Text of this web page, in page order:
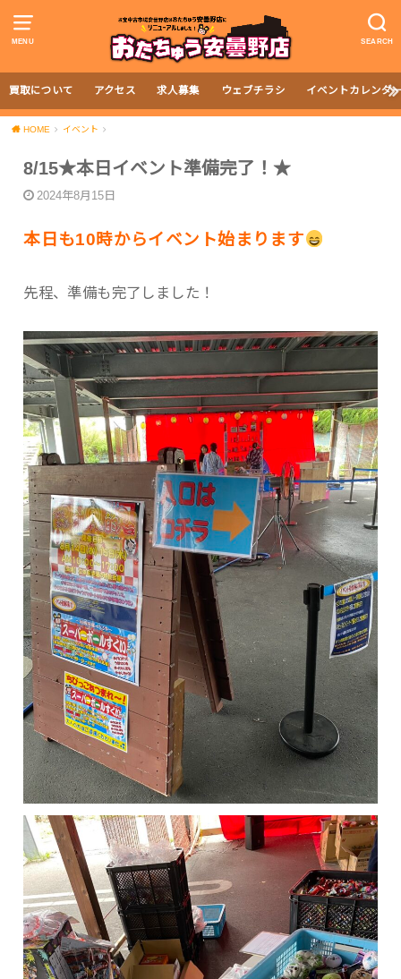
MENU SEARCH
買取について アクセス 求人募集 ウェブチラシ イベントカレンダ
HOME イベント
8/15★本日イベント準備完了！★
2024年8月15日
本日も10時からイベント始まります
先程、準備も完了しました！